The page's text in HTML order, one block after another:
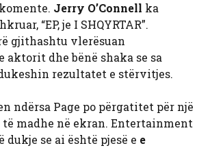
Jerry O’Connell ka
“EP, je I SHQYRTAR”.
gjithashtu vlerësuan
dhe bënë shaka se sa
rezultatet e stërvitjes.
ndërsa Page po përgatitet për një
madhe në ekran. Entertainment
se ai është pjesë e e